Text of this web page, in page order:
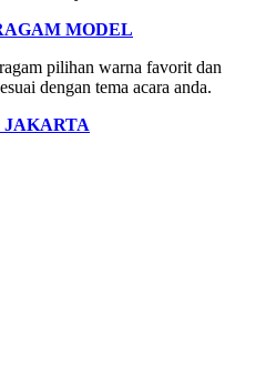
MODEL
pilihan warna favorit dan
dengan tema acara anda.
JAKARTA